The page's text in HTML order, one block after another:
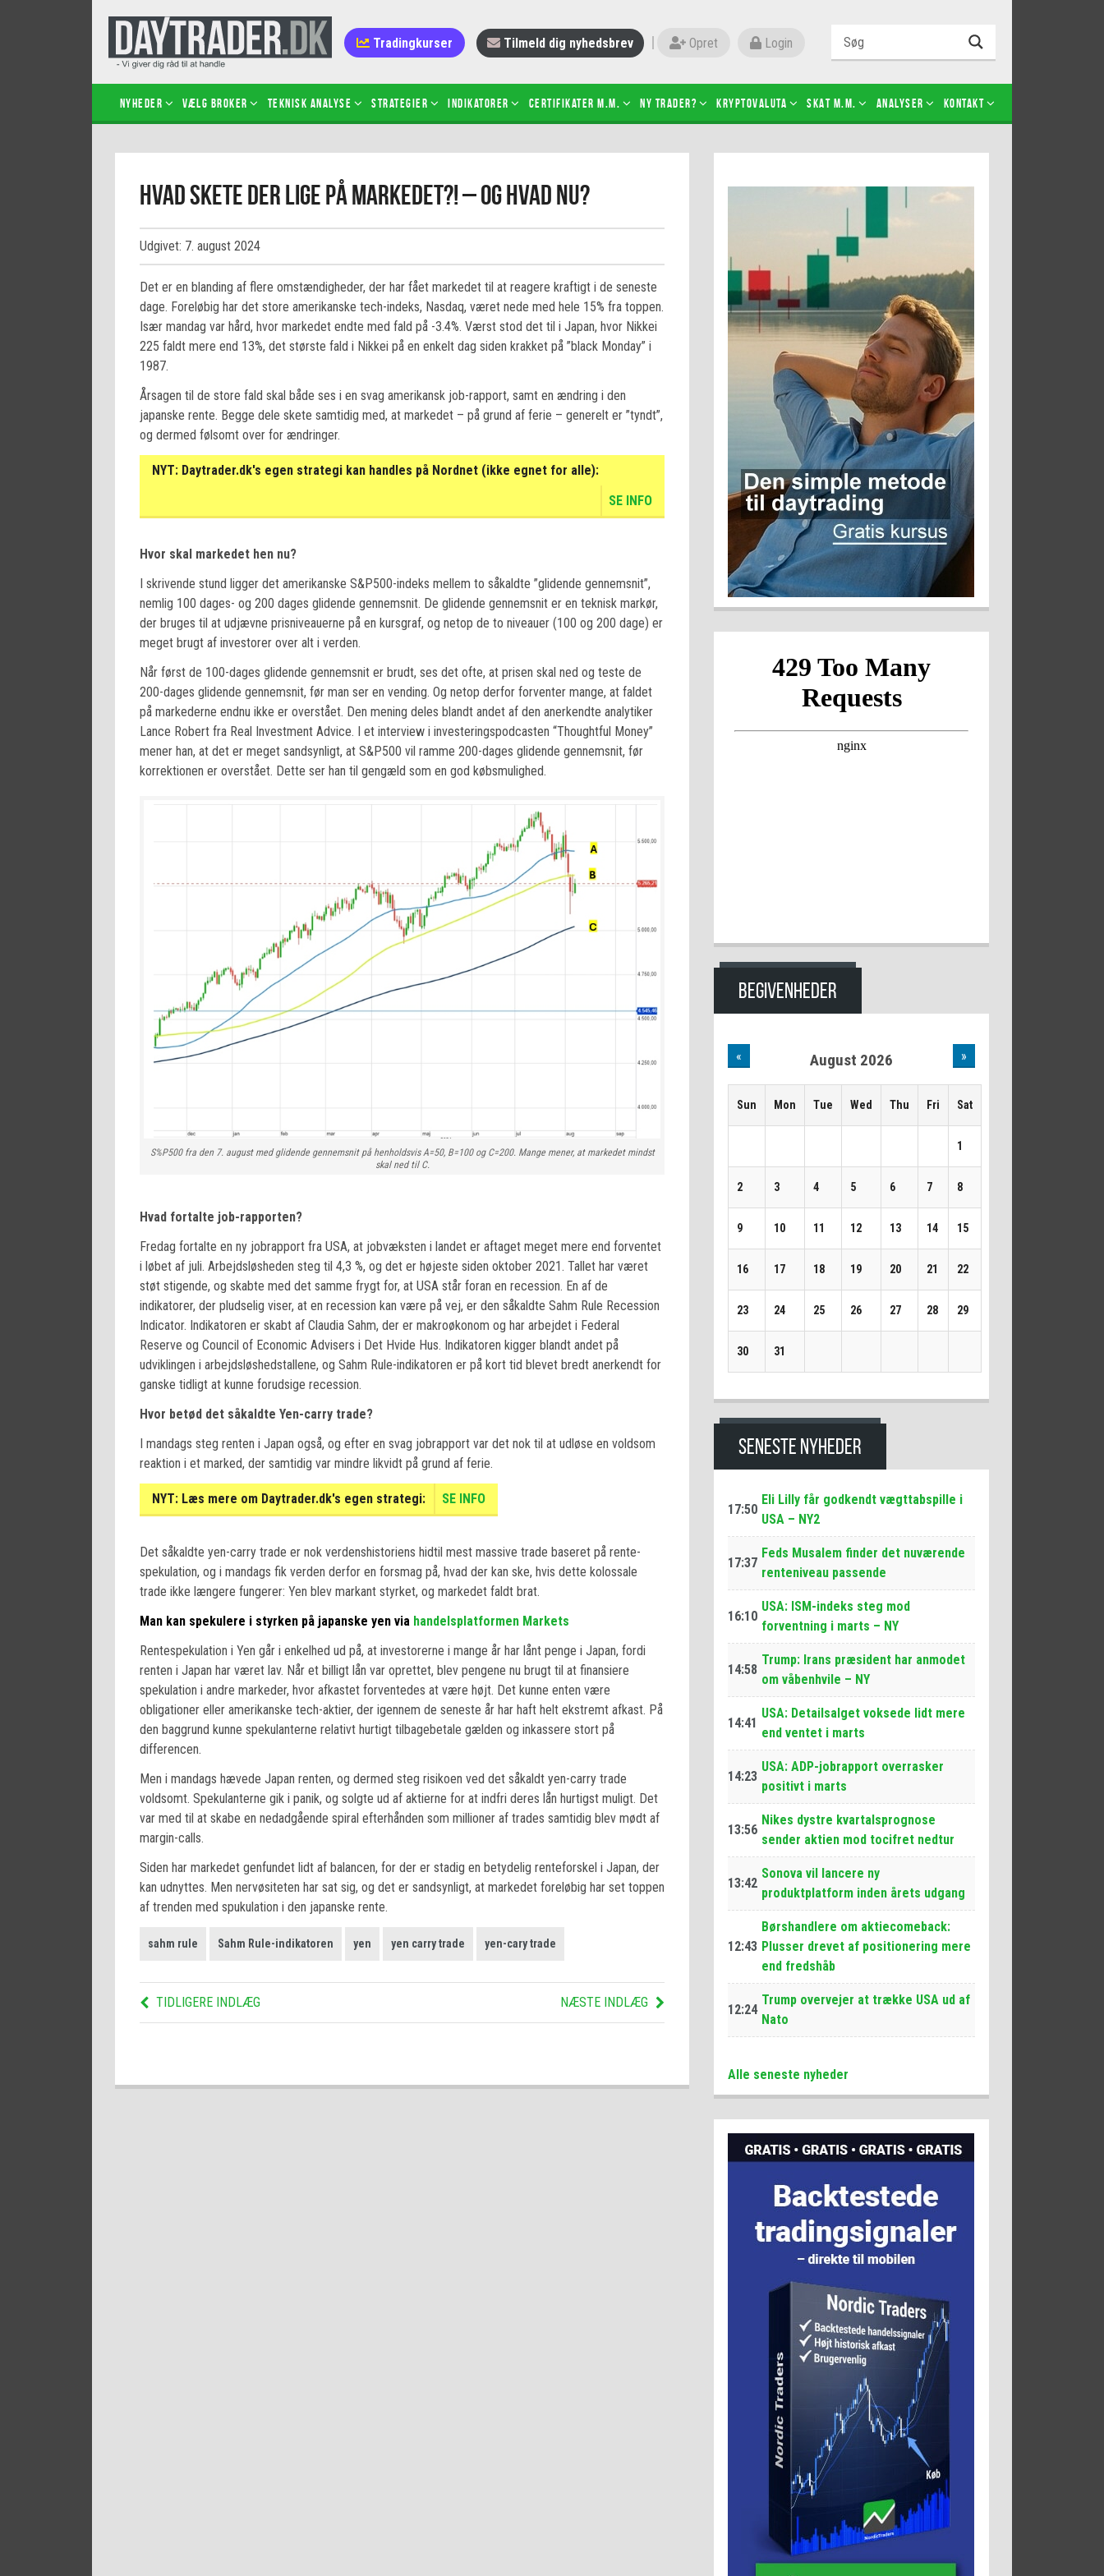
Tradingkurser Tilmeld dig nyhedsbrev Opret Login
Nyheder Vælg broker Teknisk analyse Strategier Indikatorer Certifikater m.m. Ny trader?
Kopiér de bedste tradere og
investorer
Sådan bruges stop-loss
Sådan fungerer BULL & BEAR-
certifikater
Det betyder de nye ESMA-regler
Gearing af aktier – hvad er det?
Futures-kontrakter
Kopier Jeppe Kirk Bonde
Kryptovaluta SKAT m.m. Analyser Kontakt
Hvad skete der lige på markedet?! – og hvad nu?
Udgivet: 7. august 2024
Det er en blanding af flere omstændigheder, der har fået markedet til at reagere kraftigt i de seneste
dage. Foreløbig har det store amerikanske tech-indeks, Nasdaq, været nede med hele 15% fra toppen.
Især mandag var hård, hvor markedet endte med fald på -3.4%. Værst stod det til i Japan, hvor Nikkei
225 faldt mere end 13%, det største fald i Nikkei på en enkelt dag siden krakket på ”black Monday” i
1987.
Årsagen til de store fald skal både ses i en svag amerikansk job-rapport, samt en ændring i den
japanske rente. Begge dele skete samtidig med, at markedet – på grund af ferie – generelt er ”tyndt”,
og dermed følsomt over for ændringer.
NYT: Daytrader.dk's egen strategi kan handles på Nordnet (ikke egnet for alle):
SE INFO
Hvor skal markedet hen nu?
I skrivende stund ligger det amerikanske S&P500-indeks mellem to såkaldte ”glidende gennemsnit”,
nemlig 100 dages- og 200 dages glidende gennemsnit. De glidende gennemsnit er en teknisk markør,
der bruges til at udjævne prisniveauerne på en kursgraf, og netop de to niveauer (100 og 200 dage) er
meget brugt af investorer over alt i verden.
Når først de 100-dages glidende gennemsnit er brudt, ses det ofte, at prisen skal ned og teste de
200-dages glidende gennemsnit, før man ser en vending. Og netop derfor forventer mange, at faldet
på markederne endnu ikke er overstået. Den mening deles blandt andet af den anerkendte analytiker
Lance Robert fra Real Investment Advice. I et interview i investeringspodcasten “Thoughtful Money”
mener han, at det er meget sandsynligt, at S&P500 vil ramme 200-dages glidende gennemsnit, før
korrektionen er overstået. Dette ser han til gengæld som en god købsmulighed.
S%P500 fra den 7. august med glidende gennemsnit på henholdsvis A=50, B=100 og C=200. Mange mener, at markedet mindst
skal ned til C.
Hvad fortalte job-rapporten?
Fredag fortalte en ny jobrapport fra USA, at jobvæksten i landet er aftaget meget mere end forventet
i løbet af juli. Arbejdsløsheden steg til 4,3 %, og det er højeste siden oktober 2021. Tallet har været
støt stigende, og skabte med det samme frygt for, at USA står foran en recession. En af de
indikatorer, der pludselig viser, at en recession kan være på vej, er den såkaldte Sahm Rule Recession
Indicator. Indikatoren er skabt af Claudia Sahm, der er makroøkonom og har arbejdet i Federal
Reserve og Council of Economic Advisers i Det Hvide Hus. Indikatoren kigger blandt andet på
udviklingen i arbejdsløshedstallene, og Sahm Rule-indikatoren er på kort tid blevet bredt anerkendt for
ganske tidligt at kunne forudsige recession.
Hvor betød det såkaldte Yen-carry trade?
I mandags steg renten i Japan også, og efter en svag jobrapport var det nok til at udløse en voldsom
reaktion i et marked, der samtidig var mindre likvidt på grund af ferie.
NYT: Læs mere om Daytrader.dk's egen strategi: SE INFO
Det såkaldte yen-carry trade er nok verdenshistoriens hidtil mest massive trade baseret på rente-
spekulation, og i mandags fik verden derfor en forsmag på, hvad der kan ske, hvis dette kolossale
trade ikke længere fungerer: Yen blev markant styrket, og markedet faldt brat.
Man kan spekulere i styrken på japanske yen via handelsplatformen Markets
Rentespekulation i Yen går i enkelhed ud på, at investorerne i mange år har lånt penge i Japan, fordi
renten i Japan har været lav. Når et billigt lån var oprettet, blev pengene nu brugt til at finansiere
spekulation i andre markeder, hvor afkastet forventedes at være højt. Det kunne enten være
obligationer eller amerikanske tech-aktier, der igennem de seneste år har haft helt ekstremt afkast. På
den baggrund kunne spekulanterne relativt hurtigt tilbagebetale gælden og inkassere stort på
differencen.
Men i mandags hævede Japan renten, og dermed steg risikoen ved det såkaldt yen-carry trade
voldsomt. Spekulanterne gik i panik, og solgte ud af aktierne for at indfri deres lån hurtigst muligt. Det
var med til at skabe en nedadgående spiral efterhånden som millioner af trades samtidig blev mødt af
margin-calls.
Siden har markedet genfundet lidt af balancen, for der er stadig en betydelig renteforskel i Japan, der
kan udnyttes. Men nervøsiteten har sat sig, og det er sandsynligt, at markedet foreløbig har set toppen
af trenden med spukulation i den japanske rente.
sahm rule Sahm Rule-indikatoren yen yen carry trade yen-cary trade
TIDLIGERE INDLÆG NÆSTE INDLÆG
BEGIVENHEDER
« August 2026 »
Sun Mon Tue Wed Thu Fri Sat
1
2 3 4 5 6 7 8
9 10 11 12 13 14 15
16 17 18 19 20 21 22
23 24 25 26 27 28 29
30 31
SENESTE NYHEDER
17:50
Eli Lilly får godkendt vægttabspille i
USA – NY2
17:37
Feds Musalem finder det nuværende
renteniveau passende
16:10
USA: ISM-indeks steg mod
forventning i marts – NY
14:58
Trump: Irans præsident har anmodet
om våbenhvile – NY
14:41
USA: Detailsalget voksede lidt mere
end ventet i marts
14:23
USA: ADP-jobrapport overrasker
positivt i marts
13:56
Nikes dystre kvartalsprognose
sender aktien mod tocifret nedtur
13:42
Sonova vil lancere ny
produktplatform inden årets udgang
12:43
Børshandlere om aktiecomeback:
Plusser drevet af positionering mere
end fredshåb
12:24
Trump overvejer at trække USA ud af
Nato
Alle seneste nyheder